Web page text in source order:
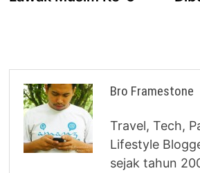
Bro Framestone
Travel, Tech,
Lifestyle
sejak tahun